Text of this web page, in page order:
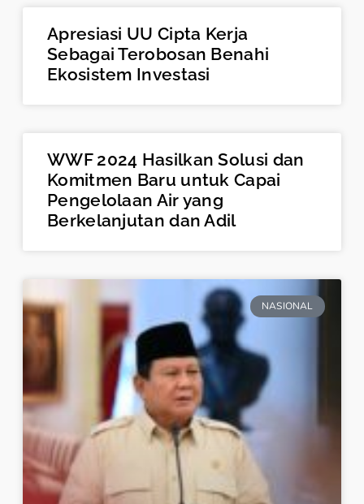
Apresiasi UU Cipta Kerja
Sebagai Terobosan Benahi
Ekosistem Investasi
WWF 2024 Hasilkan Solusi dan
Komitmen Baru untuk Capai
Pengelolaan Air yang
Berkelanjutan dan Adil
NASIONAL